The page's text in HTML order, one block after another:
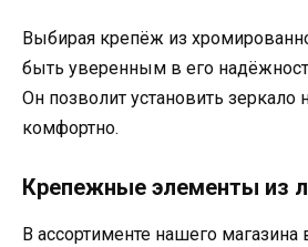
Выбирая крепёж из
быть уверенным в его
Он позволит установить зеркало
комфортно.
Крепежные элементы из
В ассортименте нашего магазина